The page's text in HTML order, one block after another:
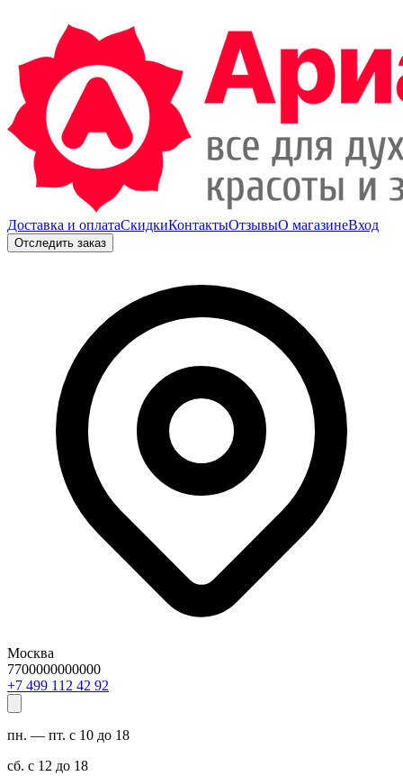
Доставка и оплатаСкидкиКонтактыОтзывыО магазинеВход
Отследить заказ
Москва
7700000000000
29 24 211 994 7+
пн. — пт. с 10 до 18
сб. с 12 до 18